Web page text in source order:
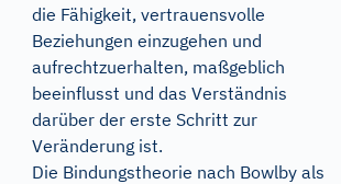
die Fähigkeit, vertrauensvolle
Beziehungen einzugehen und
aufrechtzuerhalten, maßgeblich
beeinflusst und das Verständnis
darüber der erste Schritt zur
Veränderung ist.
Die Bindungstheorie nach Bowlby als